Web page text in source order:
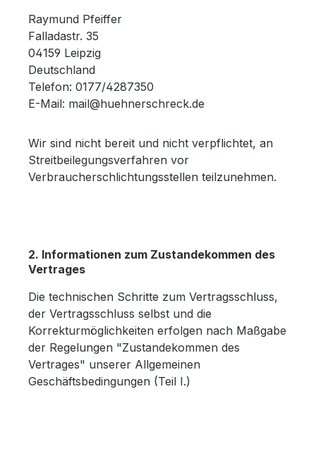
Raymund Pfeiffer
Falladastr. 35
04159 Leipzig
Deutschland
Telefon: 0177/4287350
E-Mail: mail@huehnerschreck.de
Wir sind nicht bereit und nicht verpflichtet, an
Streitbeilegungsverfahren vor
Verbraucherschlichtungsstellen teilzunehmen.
2. Informationen zum Zustandekommen des
Vertrages
Die technischen Schritte zum Vertragsschluss,
der Vertragsschluss selbst und die
Korrekturmöglichkeiten erfolgen nach Maßgabe
der Regelungen "Zustandekommen des
Vertrages" unserer Allgemeinen
Geschäftsbedingungen (Teil I.)